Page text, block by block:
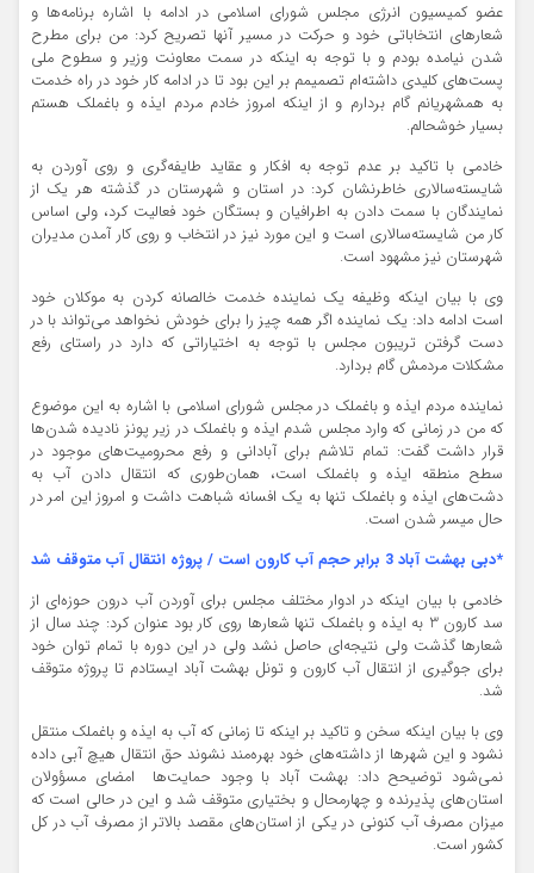
عضو کمیسیون انرژی مجلس شورای اسلامی در ادامه با اشاره برنامه‌ها و
شعارهای انتخاباتی خود و حرکت در مسیر آنها تصریح کرد: من برای مطرح
شدن نیامده بودم و با توجه به اینکه در سمت معاونت وزیر و سطوح ملی
پست‌های کلیدی داشته‌ام تصمیمم بر این بود تا در ادامه کار خود در راه خدمت
به همشهریانم گام بردارم و از اینکه امروز خادم مردم ایذه و باغملک هستم
بسیار خوشحالم.
خادمی با تاکید بر عدم توجه به افکار و عقاید طایفه‌گری و روی آوردن به
شایسته‌سالاری خاطرنشان کرد: در استان و شهرستان در گذشته هر یک از
نمایندگان با سمت دادن به اطرافیان و بستگان خود فعالیت کرد، ولی اساس
کار من شایسته‌سالاری است و این مورد نیز در انتخاب و روی کار آمدن مدیران
شهرستان نیز مشهود است.
وی با بیان اینکه وظیفه یک نماینده خدمت خالصانه کردن به موکلان خود
است ادامه داد: یک نماینده اگر همه چیز را برای خودش نخواهد می‌تواند با در
دست گرفتن تریبون مجلس با توجه به اختیاراتی که دارد در راستای رفع
مشکلات مردمش گام بردارد.
نماینده مردم ایذه و باغملک در مجلس شورای اسلامی با اشاره به این موضوع
که من در زمانی که وارد مجلس شدم ایذه و باغملک در زیر پونز نادیده شدن‌ها
قرار داشت گفت: تمام تلاشم برای آبادانی و رفع محرومیت‌های موجود در
سطح منطقه ایذه و باغملک است، همان‌طوری که انتقال دادن آب به
دشت‌های ایذه و باغملک تنها به یک افسانه شباهت داشت و امروز این امر در
حال میسر شدن است.
*دبی بهشت آباد 3 برابر حجم آب کارون است / پروژه انتقال آب متوقف شد
خادمی با بیان اینکه در ادوار مختلف مجلس برای آوردن آب درون حوزه‌ای از
سد کارون 3 به ایذه و باغملک تنها شعارها روی کار بود عنوان کرد: چند سال از
شعارها گذشت ولی نتیجه‌ای حاصل نشد ولی در این دوره با تمام توان خود
برای جوگیری از انتقال آب کارون و تونل بهشت آباد ایستادم تا پروژه متوقف
شد.
وی با بیان اینکه سخن و تاکید بر اینکه تا زمانی که آب به ایذه و باغملک منتقل
نشود و این شهرها از داشته‌های خود بهره‌مند نشوند حق انتقال هیچ آبی داده
نمی‌شود توضیحح داد: بهشت آباد با وجود حمایت‌ها امضای مسؤولان
استان‌های پذیرنده و چهارمحال و بختیاری متوقف شد و این در حالی است که
میزان مصرف آب کنونی در یکی از استان‌های مقصد بالاتر از مصرف آب در کل
کشور است.